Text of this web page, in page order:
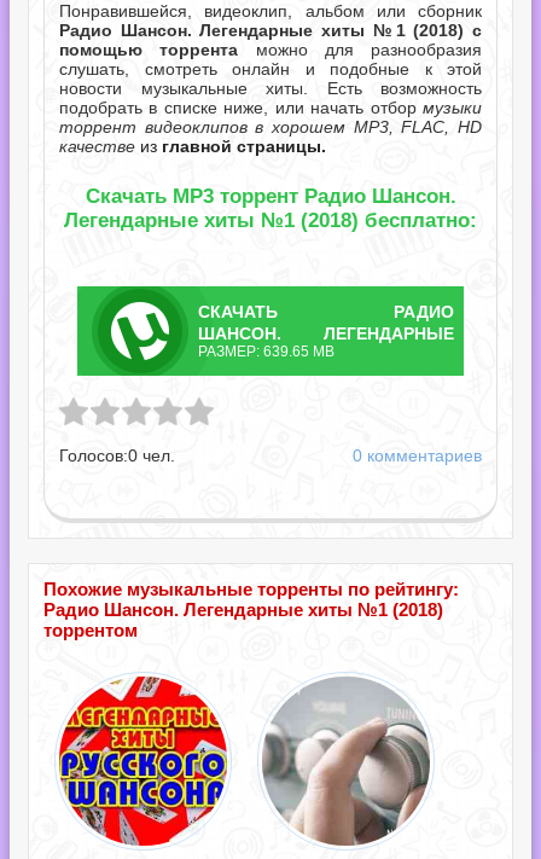
Понравившейся, видеоклип, альбом или сборник
Радио Шансон. Легендарные хиты №1 (2018) с
помощью торрента можно для разнообразия
слушать, смотреть онлайн и подобные к этой
новости музыкальные хиты. Есть возможность
подобрать в списке ниже, или начать отбор музыки
торрент видеоклипов в хорошем MP3, FLAC, HD
качестве из главной страницы.
Скачать MP3 торрент Радио Шансон.
Легендарные хиты №1 (2018) бесплатно:
СКАЧАТЬ
ТОРРЕНТ
РАДИО
ШАНСОН. ЛЕГЕНДАРНЫЕ
ХИТЫ №1.TORRENT
РАЗМЕР: 639.65 MB
Легендарные хиты №1.torrent
Голосов:0 чел. 0 комментариев
Похожие музыкальные торренты по рейтингу:
Радио Шансон. Легендарные хиты №1 (2018)
торрентом